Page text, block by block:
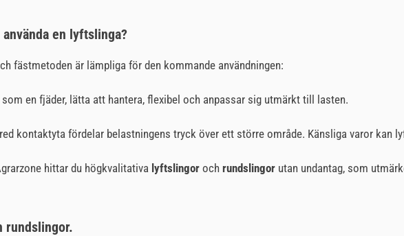
en lyftslinga?
fästmetoden är lämpliga för den kommande användningen:
en fjäder, lätta att hantera, flexibel och anpassar sig utmärkt till lasten.
kontaktyta fördelar belastningens tryck över ett större område. Känsliga varor kan
hittar du högkvalitativa lyftslingor och rundslingor utan undantag, som
rundslingor.